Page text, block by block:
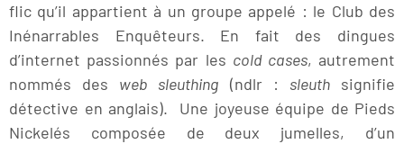
flic qu’il appartient à un groupe appelé : le Club des
Inénarrables Enquêteurs. En fait des dingues
d’internet passionnés par les cold cases, autrement
nommés des web sleuthing (ndlr : sleuthsignifie
détective en anglais). Une joyeuse équipe de Pieds
Nickelés composée de deux jumelles, d’un